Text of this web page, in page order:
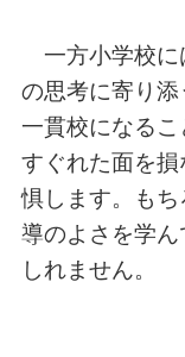
一方小学校に
の思考に寄り添
一貫校になる
すぐれた面を
惧します。も
導のよさを学
しれません。